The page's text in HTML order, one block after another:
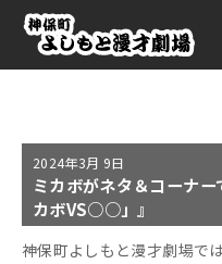
2024年3月 9日
ミカボがネタ＆コーナ
カボVS○○」』
神保町よしもと漫才劇場で